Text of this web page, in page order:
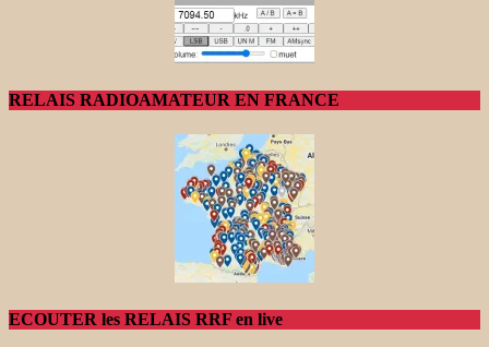
RELAIS RADIOAMATEUR EN FRANCE
ECOUTER les RELAIS RRF en live